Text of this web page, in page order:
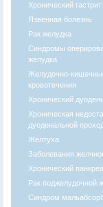
Хронический гастрит
Язвенная болезнь
Рак желудка
Синдромы
желудка
Желудочно-
кровотечения
Хронический
Хроническая
дуоденальной
Желтуха
Заболевания
Хронический
Рак поджелудочной
Синдром